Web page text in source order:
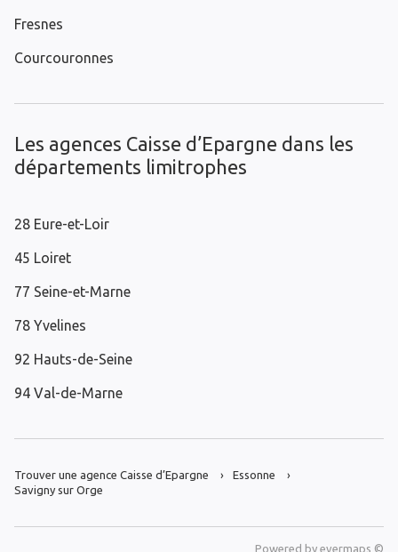
Fresnes
Courcouronnes
Les agences Caisse d’Epargne dans les
départements limitrophes
28 Eure-et-Loir
45 Loiret
77 Seine-et-Marne
78 Yvelines
92 Hauts-de-Seine
94 Val-de-Marne
Trouver une agence Caisse d’Epargne
Essonne
Savigny sur Orge
Powered by evermaps ©